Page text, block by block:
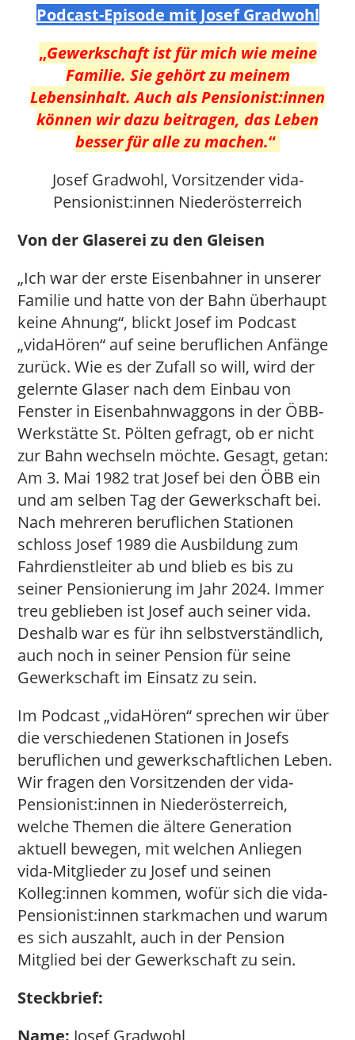
Podcast-Episode mit Josef Gradwohl
„Gewerkschaft ist für mich wie meine
Familie. Sie gehört zu meinem
Lebensinhalt. Auch als Pensionist:innen
können wir dazu beitragen, das Leben
besser für alle zu machen.“
Josef Gradwohl, Vorsitzender vida-
Pensionist:innen Niederösterreich
Von der Glaserei zu den Gleisen
„Ich war der erste Eisenbahner in unserer
Familie und hatte von der Bahn überhaupt
keine Ahnung“, blickt Josef im Podcast
„vidaHören“ auf seine beruflichen Anfänge
zurück. Wie es der Zufall so will, wird der
gelernte Glaser nach dem Einbau von
Fenster in Eisenbahnwaggons in der ÖBB-
Werkstätte St. Pölten gefragt, ob er nicht
zur Bahn wechseln möchte. Gesagt, getan:
Am 3. Mai 1982 trat Josef bei den ÖBB ein
und am selben Tag der Gewerkschaft bei.
Nach mehreren beruflichen Stationen
schloss Josef 1989 die Ausbildung zum
Fahrdienstleiter ab und blieb es bis zu
seiner Pensionierung im Jahr 2024. Immer
treu geblieben ist Josef auch seiner vida.
Deshalb war es für ihn selbstverständlich,
auch noch in seiner Pension für seine
Gewerkschaft im Einsatz zu sein.
Im Podcast „vidaHören“ sprechen wir über
die verschiedenen Stationen in Josefs
beruflichen und gewerkschaftlichen Leben.
Wir fragen den Vorsitzenden der vida-
Pensionist:innen in Niederösterreich,
welche Themen die ältere Generation
aktuell bewegen, mit welchen Anliegen
vida-Mitglieder zu Josef und seinen
Kolleg:innen kommen, wofür sich die vida-
Pensionist:innen starkmachen und warum
es sich auszahlt, auch in der Pension
Mitglied bei der Gewerkschaft zu sein.
Steckbrief:
Name: Josef Gradwohl